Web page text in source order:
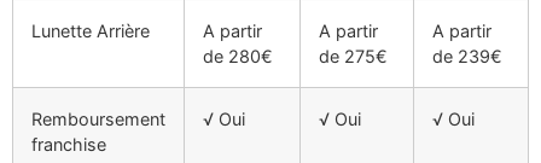
Lunette Arrière
A partir
de 280€
A partir
de 275€
A partir
de 239€
Remboursement
franchise
√ Oui √ Oui √ Oui